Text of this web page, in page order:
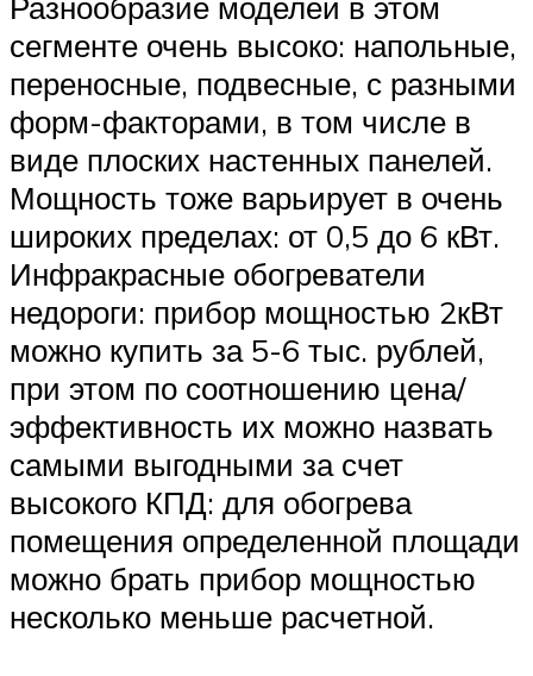
сегменте очень высоко: напольные,
переносные, подвесные, с разными
форм-факторами, в том числе в
виде плоских настенных панелей.
Мощность тоже варьирует в очень
широких пределах: от 0,5 до 6 кВт.
Инфракрасные обогреватели
недороги: прибор мощностью 2кВт
можно купить за 5-6 тыс. рублей,
при этом по соотношению цена/
эффективность их можно назвать
самыми выгодными за счет
высокого КПД: для обогрева
помещения определенной площади
можно брать прибор мощностью
несколько меньше расчетной.